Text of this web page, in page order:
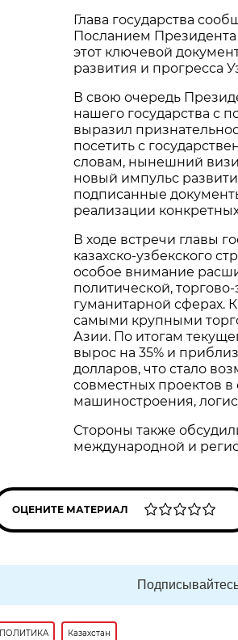
Глава государства
Посланием
этот ключевой
развития и прогресса
В свою очередь
нашего государства с
выразил
посетить с
словам, нынешний
новый импульс
подписанные
реализации
В ходе встречи главы
казахско-узбекского
особое внимание
политической,
гуманитарной сферах.
самыми крупными
Азии. По итогам
вырос на 35% и
долларов, что стало
совместных проектов
машиностроения,
Стороны также
международной и
ОЦЕНИТЕ МАТЕРИАЛ
ПОЛИТИКА Казахстан